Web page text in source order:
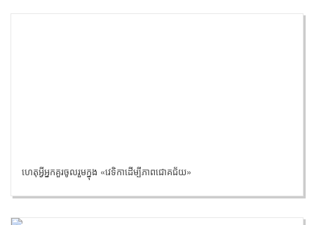
ហេតុអ្វីអ្នកគួរចូលរួមក្នុង «វេទិកាដើម្បីភាពជោគជ័យ»